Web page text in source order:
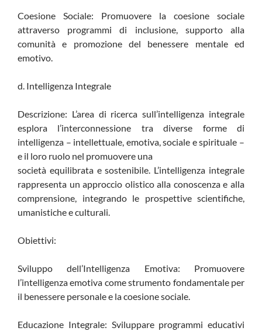
Coesione Sociale: Promuovere la coesione sociale
attraverso programmi di inclusione, supporto alla
comunità e promozione del benessere mentale ed
emotivo.
d. Intelligenza Integrale
Descrizione: L’area di ricerca sull’intelligenza integrale
esplora l’interconnessione tra diverse forme di
intelligenza – intellettuale, emotiva, sociale e spirituale –
e il loro ruolo nel promuovere una
società equilibrata e sostenibile. L’intelligenza integrale
rappresenta un approccio olistico alla conoscenza e alla
comprensione, integrando le prospettive scientifiche,
umanistiche e culturali.
Obiettivi:
Sviluppo dell’Intelligenza Emotiva: Promuovere
l’intelligenza emotiva come strumento fondamentale per
il benessere personale e la coesione sociale.
Educazione Integrale: Sviluppare programmi educativi